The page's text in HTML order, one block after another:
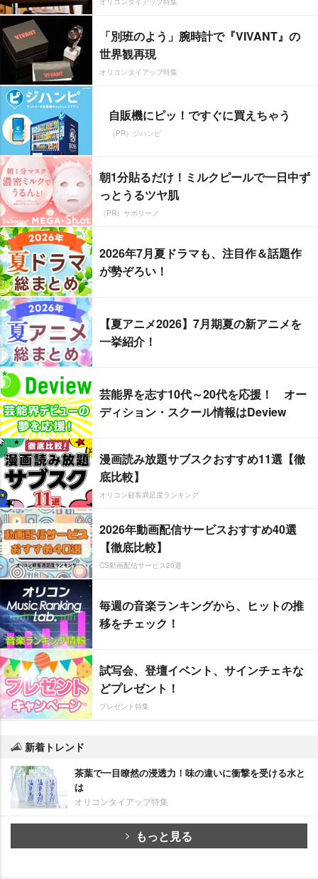
「別班のよう」腕時計で『VIVANT』の
世界観再現
オリコンタイアップ特集
自販機にピッ！ですぐに買えちゃう
（PR）ジハンピ
朝1分貼るだけ！ミルクピールで一日中ず
っとうるツヤ肌
（PR）サボリーノ
2026年7月夏ドラマも、注目作＆話題作
が勢ぞろい！
【夏アニメ2026】7月期夏の新アニメを
一挙紹介！
芸能界を志す10代～20代を応援！ オー
ディション・スクール情報はDeview
漫画読み放題サブスクおすすめ11選【徹
底比較】
オリコン顧客満足度ランキング
2026年動画配信サービスおすすめ40選
【徹底比較】
CS動画配信サービス20選
毎週の音楽ランキングから、ヒットの推
移をチェック！
試写会、登壇イベント、サインチェキな
どプレゼント！
プレゼント特集
新着トレンド
茶葉で一目瞭然の浸透力！味の違いに衝撃を受ける水と
は
オリコンタイアップ特集
もっと見る